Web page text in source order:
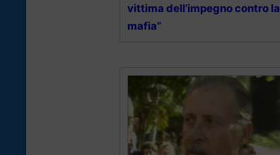
vittima dell’impegno contro la
mafia”